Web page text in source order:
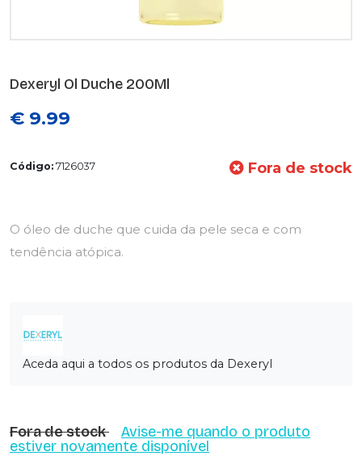
Dexeryl Ol Duche 200Ml
€ 9.99
Código: 7126037 Fora de stock
O óleo de duche que cuida da pele seca e com
tendência atópica.
Aceda aqui a todos os produtos da Dexeryl
Fora de stock
Avise-me quando o produto
estiver novamente disponível